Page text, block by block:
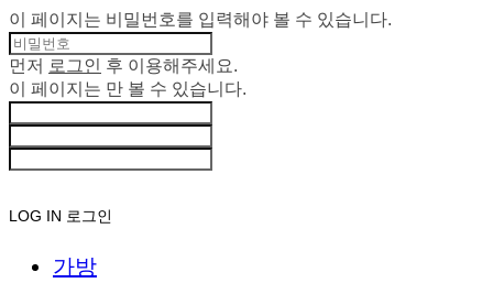
이 페이지는 비밀번호를 입력해야 볼 수 있습니다.
먼저 로그인 후 이용해주세요.
이 페이지는 만 볼 수 있습니다.
LOG IN 로그인
가방